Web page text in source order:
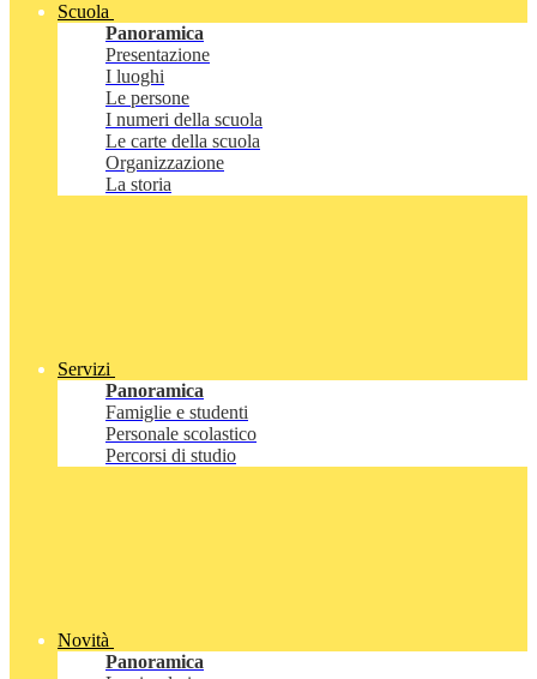
Scuola
Panoramica
Presentazione
I luoghi
Le persone
I numeri della scuola
Le carte della scuola
Organizzazione
La storia
Servizi
Panoramica
Famiglie e studenti
Personale scolastico
Percorsi di studio
Novità
Panoramica